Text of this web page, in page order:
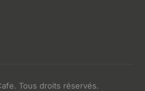
Tous droits réservés.